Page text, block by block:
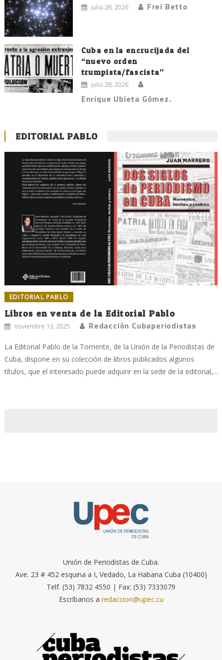
julio 28, 2026 Frei Betto
Cuba en la encrucijada del
“nuevo orden
trumpista/fascista”
julio 28, 2026
Enrique Ubieta Gómez.
EDITORIAL PABLO
EDITORIAL PABLO
Libros en venta de la Editorial Pablo
noviembre 13, 2025 Redacción Cubaperiodistas
La Editorial Pablo de la Torriente, de la Unión de la Periodistas de
Cuba, dispone en su colección de libros publicados algunos
títulos, que el interesado puede adquirir en la sede de la editorial,...
Unión de Periodistas de Cuba.
Ave. 23 # 452 esquina a I, Vedado, La Habana Cuba (10400)
Telf. (53) 7832 4550 | Fax: (53) 7333079
Escríbanos a redaccion@upec.cu